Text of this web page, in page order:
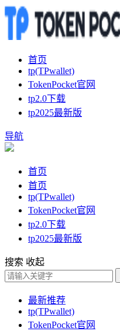
首页
tp(TPwallet)
TokenPocket官网
tp2.0下载
tp2025最新版
导航
首页
首页
tp(TPwallet)
TokenPocket官网
tp2.0下载
tp2025最新版
搜索 收起
最新推荐
tp(TPwallet)
TokenPocket官网